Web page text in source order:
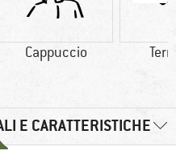
Cappuccio
E CARATTERISTICHE